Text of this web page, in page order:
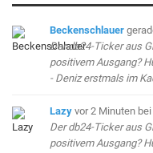
Beckenschlauer
Der db24-Ticker aus
positivem Ausgang?
- Deniz erstmals im
Lazy vor 2 Minuten bei
Der db24-Ticker aus
positivem Ausgang?